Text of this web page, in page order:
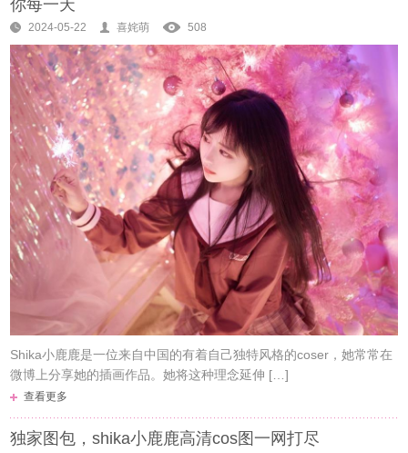
你每一天
2024-05-22 喜姹萌 508
Shika小鹿鹿是一位来自中国的有着自己独特风格的coser，她常常在
微博上分享她的插画作品。她将这种理念延伸 […]
查看更多
独家图包，shika小鹿鹿高清cos图一网打尽